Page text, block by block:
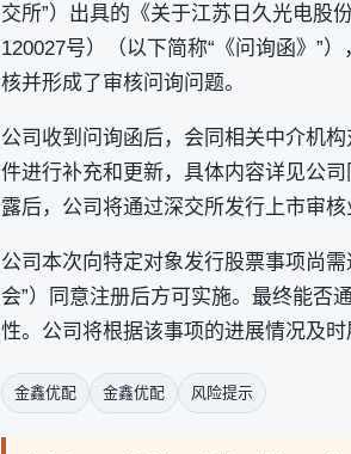
交所”）出具的《关于江苏日久光电股
120027号）（以下简称“《问询函》”
核并形成了审核问询问题。
公司收到问询函后，会同相关中介机
件进行补充和更新，具体内容详见公
露后，公司将通过深交所发行上市审核
公司本次向特定对象发行股票事项尚
会”）同意注册后方可实施。最终能否
性。公司将根据该事项的进展情况及
金鑫优配 金鑫优配 风险提示